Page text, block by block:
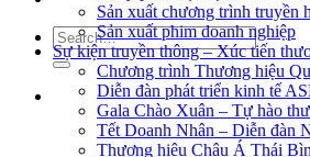
Sản xuất chương trình truyền
Sản xuất phim doanh nghiệp
Sự kiện truyền thông – Xúc tiến
Chương trình Thương hiệu
Diễn đàn phát triển kinh tế
Gala Chào Xuân – Tự hào
Tết Doanh Nhân – Diễn đàn
Thương hiệu Châu Á Thái